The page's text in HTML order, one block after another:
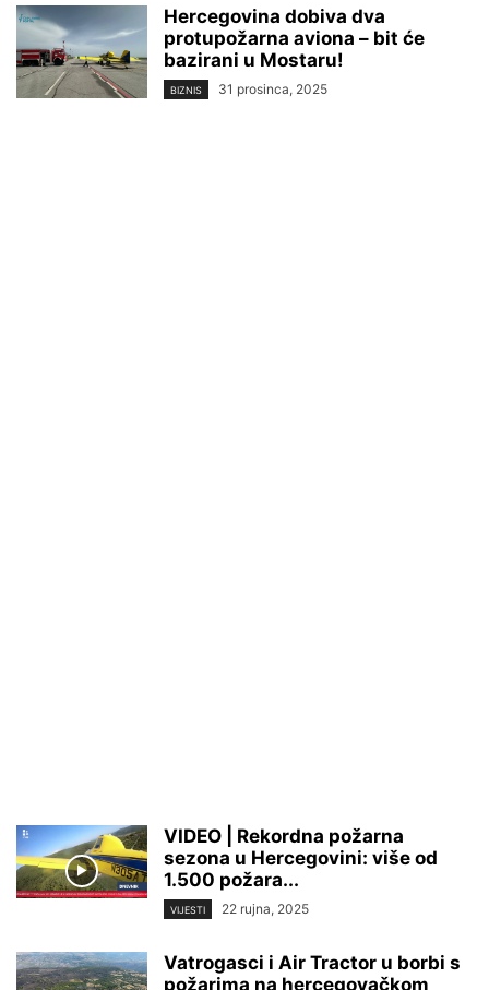
Hercegovina dobiva dva
protupožarna aviona – bit će
bazirani u Mostaru!
BIZNIS 31 prosinca, 2025
VIDEO | Rekordna požarna
sezona u Hercegovini: više od
1.500 požara...
VIJESTI 22 rujna, 2025
Vatrogasci i Air Tractor u borbi s
požarima na hercegovačkom